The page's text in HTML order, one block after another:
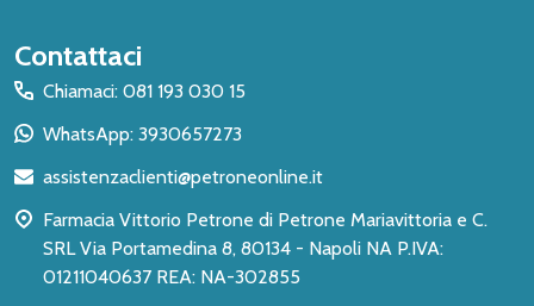
Inizio
del
piè
pagina
Contattaci
Chiamaci: 081 193 030 15
WhatsApp: 3930657273
assistenzaclienti@petroneonline.it
Farmacia Vittorio Petrone di Petrone Mariavittoria e C.
SRL Via Portamedina 8, 80134 - Napoli NA P.IVA:
01211040637 REA: NA-302855